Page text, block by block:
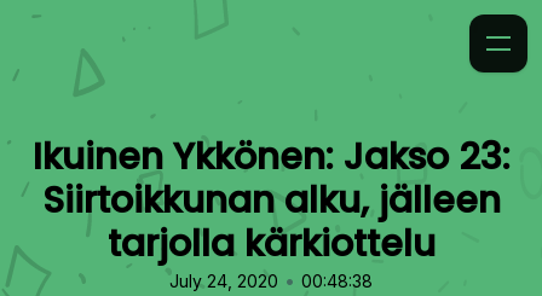
Ikuinen Ykkönen: Jakso 23:
Siirtoikkunan alku, jälleen
tarjolla kärkiottelu
July 24, 2020 • 00:48:38